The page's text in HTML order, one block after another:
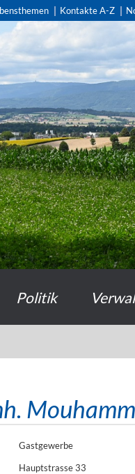
Kontakte A-Z
Politik
Gastgewerbe
Hauptstrasse 33